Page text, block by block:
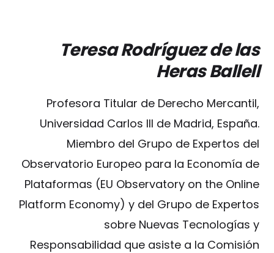
Teresa Rodríguez de las
Heras Ballell
Profesora Titular de Derecho Mercantil,
Universidad Carlos III de Madrid, España.
Miembro del Grupo de Expertos del
Observatorio Europeo para la Economía de
Plataformas (EU Observatory on the Online
Platform Economy) y del Grupo de Expertos
sobre Nuevas Tecnologías y
Responsabilidad que asiste a la Comisión